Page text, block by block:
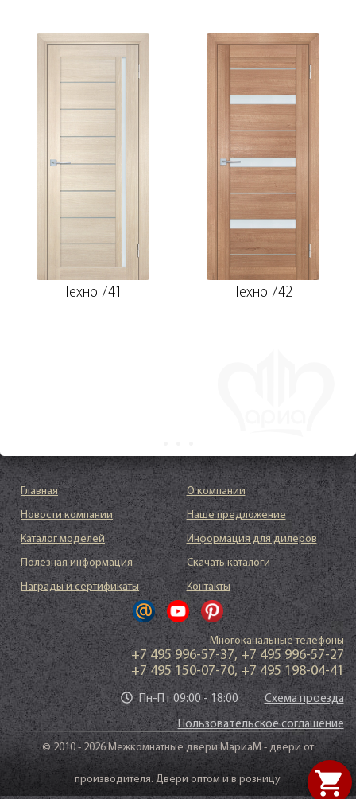
shopping_cart
Техно 741 Техно 742
Главная
О компании
Новости компании
Наше предложение
Каталог моделей
Информация для дилеров
Полезная информация
Скачать каталоги
Награды и сертификаты
Контакты
Многоканальные телефоны
+7 495 996-57-37, +7 495 996-57-27
+7 495 150-07-70,+7 495 198-04-41
Пн-Пт 09:00 - 18:00 Схема проезда
Пользовательское соглашение
© 2010 - 2026 Межкомнатные двери МариаМ - двери от
производителя. Двери оптом и в розницу.